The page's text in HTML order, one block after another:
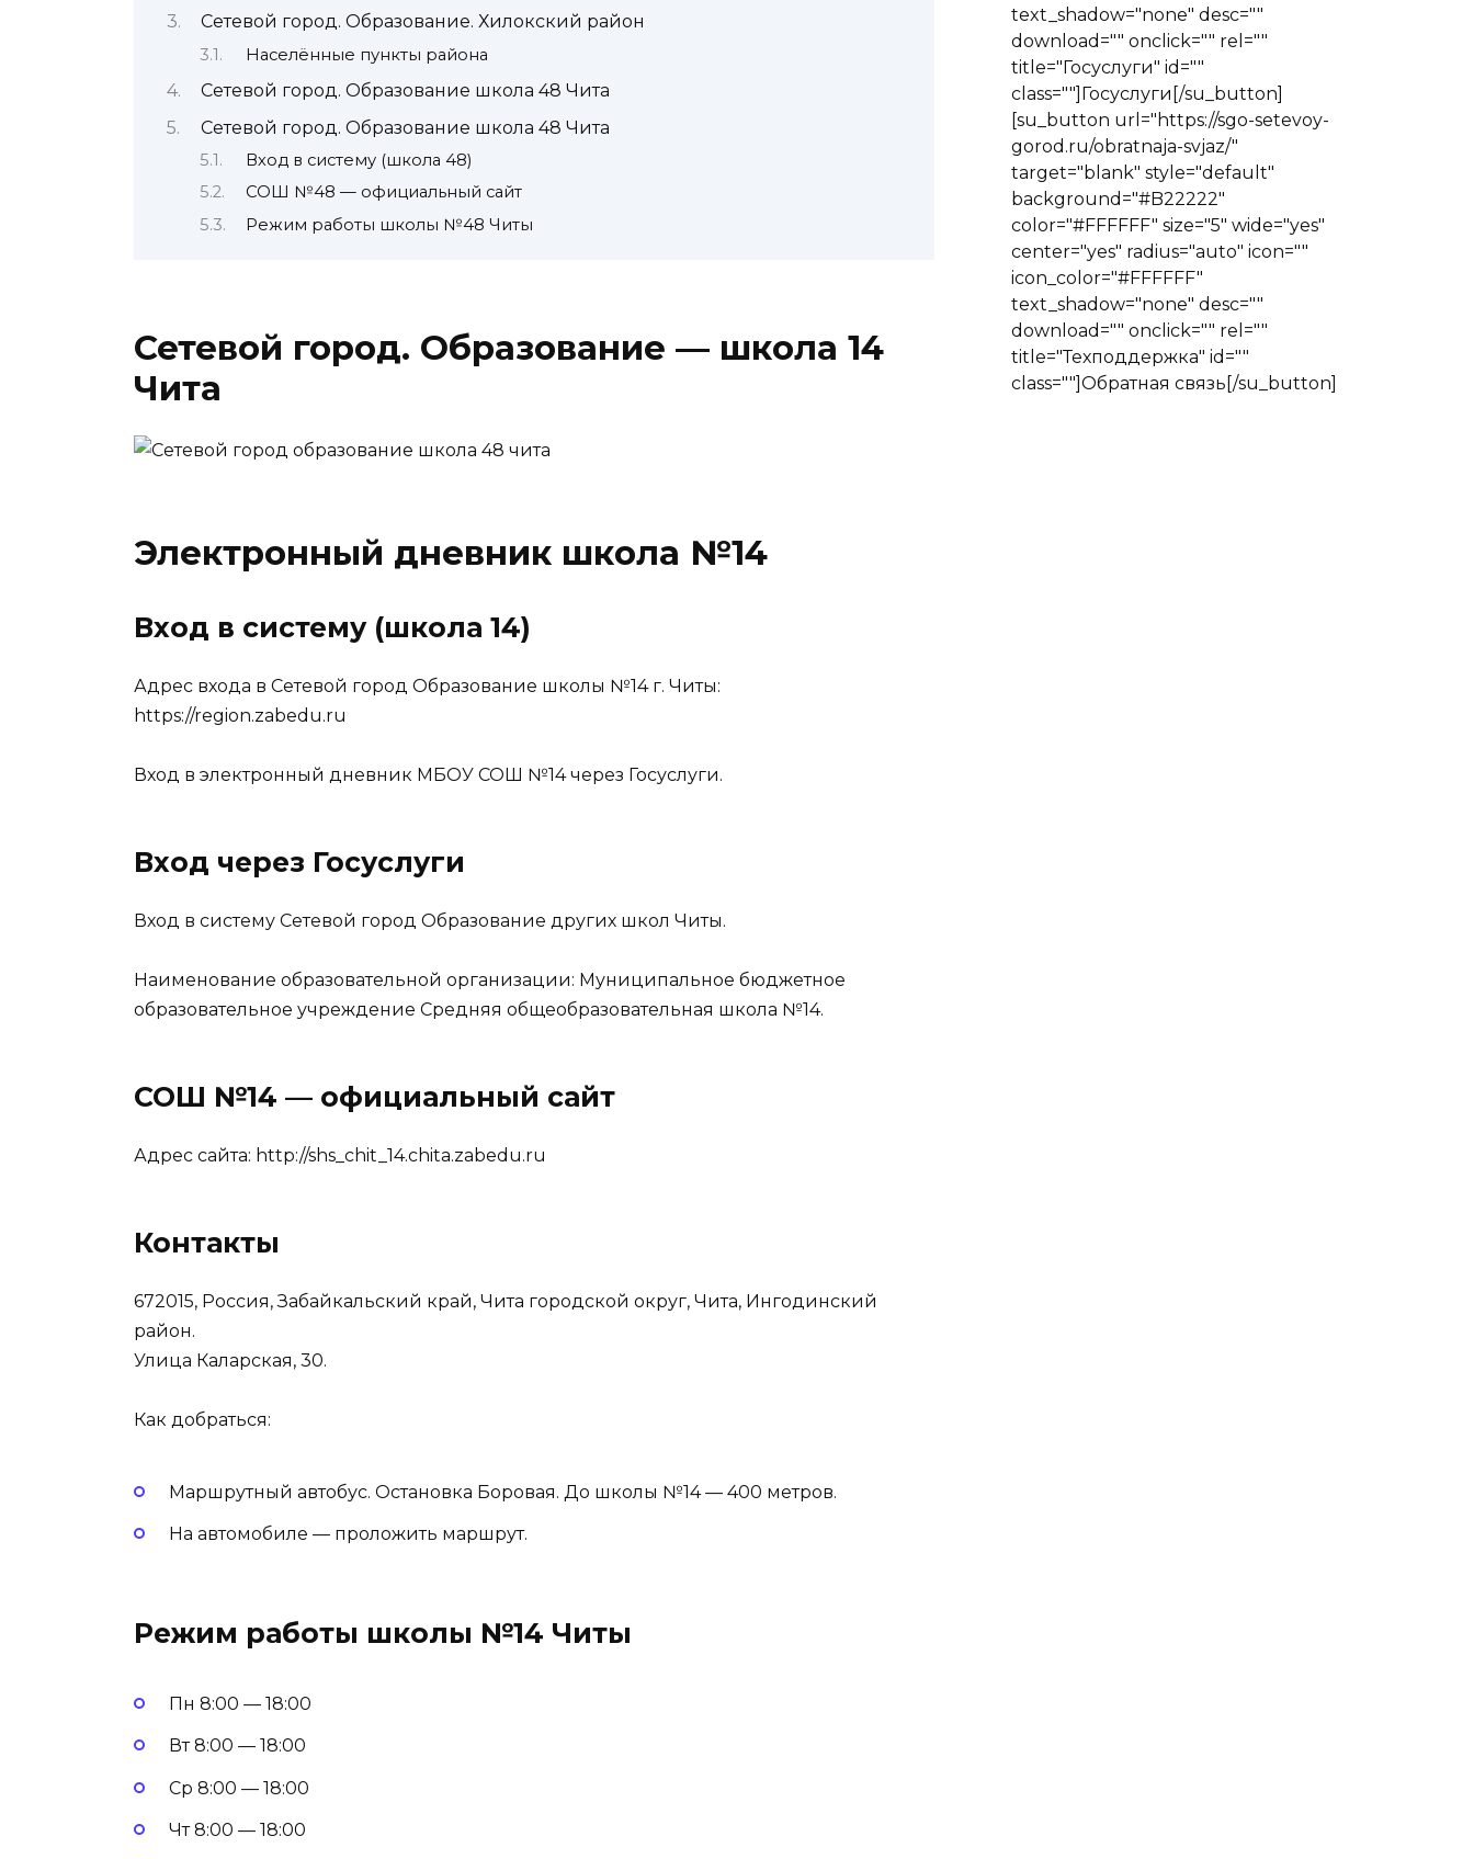
Сетевой город. Образование. Хилокский район
Населённые пункты района
Сетевой город. Образование школа 48 Чита
Сетевой город. Образование школа 48 Чита
Вход в систему (школа 48)
СОШ №48 — официальный сайт
Режим работы школы №48 Читы
Сетевой город. Образование — школа 14
Чита
Электронный дневник школа №14
Вход в систему (школа 14)
Адрес входа в Сетевой город Образование школы №14 г. Читы:
https://region.zabedu.ru
Вход в электронный дневник МБОУ СОШ №14 через Госуслуги.
Вход через Госуслуги
Вход в систему Сетевой город Образование других школ Читы.
Наименование образовательной организации: Муниципальное бюджетное
образовательное учреждение Средняя общеобразовательная школа №14.
СОШ №14 — официальный сайт
Адрес сайта: http://shs_chit_14.chita.zabedu.ru
Контакты
672015, Россия, Забайкальский край, Чита городской округ, Чита, Ингодинский
район.
Улица Каларская, 30.
Как добраться:
Маршрутный автобус. Остановка Боровая. До школы №14 — 400 метров.
На автомобиле — проложить маршрут.
Режим работы школы №14 Читы
Пн 8:00 — 18:00
Вт 8:00 — 18:00
Ср 8:00 — 18:00
Чт 8:00 — 18:00
text_shadow="none" desc=""
download="" onclick="" rel=""
title="Госуслуги" id=""
class=""]Госуслуги[/su_button]
[su_button url="https://sgo-setevoy-
gorod.ru/obratnaja-svjaz/"
target="blank" style="default"
background="#B22222"
color="#FFFFFF" size="5" wide="yes"
center="yes" radius="auto" icon=""
icon_color="#FFFFFF"
text_shadow="none" desc=""
download="" onclick="" rel=""
title="Техподдержка" id=""
class=""]Обратная связь[/su_button]